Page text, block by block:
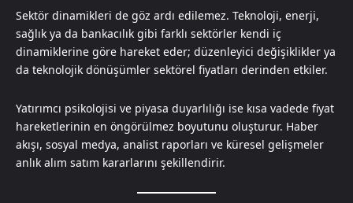
Sektör dinamikleri de göz ardı edilemez. Teknoloji, enerji,
sağlık ya da bankacılık gibi farklı sektörler kendi iç
dinamiklerine göre hareket eder; düzenleyici değişiklikler ya
da teknolojik dönüşümler sektörel fiyatları derinden etkiler.
Yatırımcı psikolojisi ve piyasa duyarlılığı ise kısa vadede fiyat
hareketlerinin en öngörülmez boyutunu oluşturur. Haber
akışı, sosyal medya, analist raporları ve küresel gelişmeler
anlık alım satım kararlarını şekillendirir.